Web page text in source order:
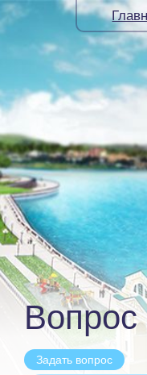
Задать вопрос